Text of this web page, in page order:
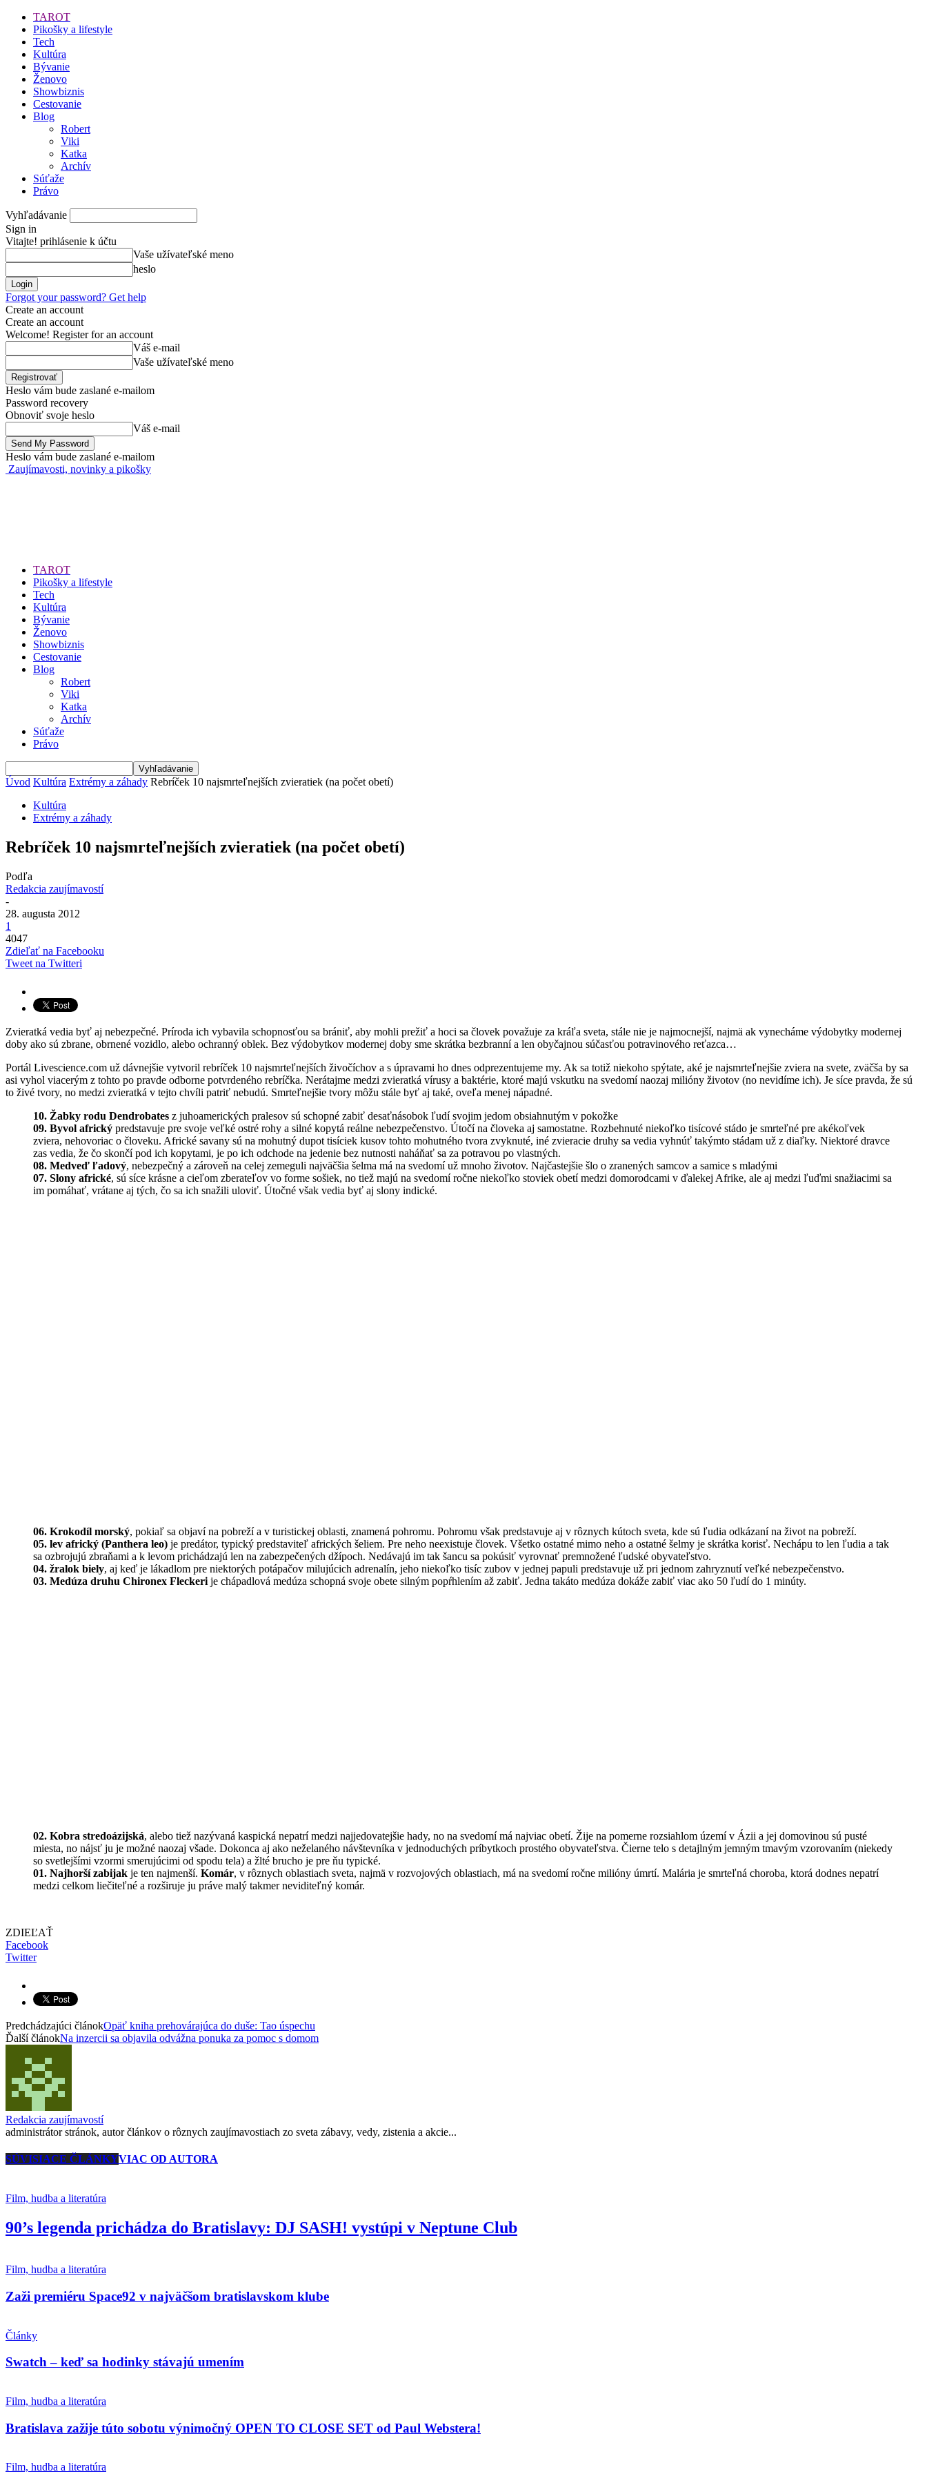
TAROT
Pikošky a lifestyle
Tech
Kultúra
Bývanie
Ženovo
Showbiznis
Cestovanie
Blog
Robert
Viki
Katka
Archív
Súťaže
Právo
Vyhľadávanie
Sign in
Vitajte! prihlásenie k účtu
Vaše užívateľské meno
heslo
Forgot your password? Get help
Create an account
Create an account
Welcome! Register for an account
Váš e-mail
Vaše užívateľské meno
Heslo vám bude zaslané e-mailom
Password recovery
Obnoviť svoje heslo
Váš e-mail
Heslo vám bude zaslané e-mailom
Zaujímavosti, novinky a pikošky
TAROT
Pikošky a lifestyle
Tech
Kultúra
Bývanie
Ženovo
Showbiznis
Cestovanie
Blog
Robert
Viki
Katka
Archív
Súťaže
Právo
Úvod Kultúra Extrémy a záhady Rebríček 10 najsmrteľnejších zvieratiek (na počet obetí)
Kultúra
Extrémy a záhady
Rebríček 10 najsmrteľnejších zvieratiek (na počet obetí)
Podľa
Redakcia zaujímavostí
-
28. augusta 2012
1
4047
Zdieľať na Facebooku
Tweet na Twitteri
Zvieratká vedia byť aj nebezpečné. Príroda ich vybavila schopnosťou sa brániť, aby mohli prežiť a hoci sa človek považuje za kráľa sveta, stále nie je najmocnejší, najmä ak vynecháme výdobytky modernej
doby ako sú zbrane, obrnené vozidlo, alebo ochranný oblek. Bez výdobytkov modernej doby sme skrátka bezbranní a len obyčajnou súčasťou potravinového reťazca…
Portál Livescience.com už dávnejšie vytvoril rebríček 10 najsmrteľnejších živočíchov a s úpravami ho dnes odprezentujeme my. Ak sa totiž niekoho spýtate, aké je najsmrteľnejšie zviera na svete, zväčša by sa
asi vyhol viacerým z tohto po pravde odborne potvrdeného rebríčka. Nerátajme medzi zvieratká vírusy a baktérie, ktoré majú vskutku na svedomí naozaj milióny životov (no nevidíme ich). Je síce pravda, že sú
to živé tvory, no medzi zvieratká v tejto chvíli patriť nebudú. Smrteľnejšie tvory môžu stále byť aj také, oveľa menej nápadné.
10. Žabky rodu Dendrobates z juhoamerických pralesov sú schopné zabiť desaťnásobok ľudí svojim jedom obsiahnutým v pokožke
09. Byvol africký predstavuje pre svoje veľké ostré rohy a silné kopytá reálne nebezpečenstvo. Útočí na človeka aj samostatne. Rozbehnuté niekoľko tisícové stádo je smrteľné pre akékoľvek
zviera, nehovoriac o človeku. Africké savany sú na mohutný dupot tisíciek kusov tohto mohutného tvora zvyknuté, iné zvieracie druhy sa vedia vyhnúť takýmto stádam už z diaľky. Niektoré dravce
zas vedia, že čo skončí pod ich kopytami, je po ich odchode na jedenie bez nutnosti naháňať sa za potravou po vlastných.
08. Medveď ľadový, nebezpečný a zároveň na celej zemeguli najväčšia šelma má na svedomí už mnoho životov. Najčastejšie šlo o zranených samcov a samice s mladými
07. Slony africké, sú síce krásne a cieľom zberateľov vo forme sošiek, no tiež majú na svedomí ročne niekoľko stoviek obetí medzi domorodcami v ďalekej Afrike, ale aj medzi ľuďmi snažiacimi sa
im pomáhať, vrátane aj tých, čo sa ich snažili uloviť. Útočné však vedia byť aj slony indické.
06. Krokodíl morský, pokiaľ sa objaví na pobreží a v turistickej oblasti, znamená pohromu. Pohromu však predstavuje aj v rôznych kútoch sveta, kde sú ľudia odkázaní na život na pobreží.
05. lev africký (Panthera leo) je predátor, typický predstaviteľ afrických šeliem. Pre neho neexistuje človek. Všetko ostatné mimo neho a ostatné šelmy je skrátka korisť. Nechápu to len ľudia a tak
sa ozbrojujú zbraňami a k levom prichádzajú len na zabezpečených džípoch. Nedávajú im tak šancu sa pokúsiť vyrovnať premnožené ľudské obyvateľstvo.
04. žralok biely, aj keď je lákadlom pre niektorých potápačov milujúcich adrenalín, jeho niekoľko tisíc zubov v jednej papuli predstavuje už pri jednom zahryznutí veľké nebezpečenstvo.
03. Medúza druhu Chironex Fleckeri je chápadlová medúza schopná svoje obete silným popŕhlením až zabiť. Jedna takáto medúza dokáže zabiť viac ako 50 ľudí do 1 minúty.
02. Kobra stredoázijská, alebo tiež nazývaná kaspická nepatrí medzi najjedovatejšie hady, no na svedomí má najviac obetí. Žije na pomerne rozsiahlom území v Ázii a jej domovinou sú pusté
miesta, no nájsť ju je možné naozaj všade. Dokonca aj ako neželaného návštevníka v jednoduchých príbytkoch prostého obyvateľstva. Čierne telo s detajlným jemným tmavým vzorovaním (niekedy
so svetlejšími vzormi smerujúcimi od spodu tela) a žlté brucho je pre ňu typické.
01. Najhorší zabijak je ten najmenší. Komár, v rôznych oblastiach sveta, najmä v rozvojových oblastiach, má na svedomí ročne milióny úmrtí. Malária je smrteľná choroba, ktorá dodnes nepatrí
medzi celkom liečiteľné a rozširuje ju práve malý takmer neviditeľný komár.
ZDIEĽAŤ
Facebook
Twitter
Predchádzajúci článokOpäť kniha prehovárajúca do duše: Tao úspechu
Ďalší článokNa inzercii sa objavila odvážna ponuka za pomoc s domom
Redakcia zaujímavostí
administrátor stránok, autor článkov o rôznych zaujímavostiach zo sveta zábavy, vedy, zistenia a akcie...
SÚVISIACE ČLÁNKYVIAC OD AUTORA
Film, hudba a literatúra
90’s legenda prichádza do Bratislavy: DJ SASH! vystúpi v Neptune Club
Film, hudba a literatúra
Zaži premiéru Space92 v najväčšom bratislavskom klube
Články
Swatch – keď sa hodinky stávajú umením
Film, hudba a literatúra
Bratislava zažije túto sobotu výnimočný OPEN TO CLOSE SET od Paul Webstera!
Film, hudba a literatúra